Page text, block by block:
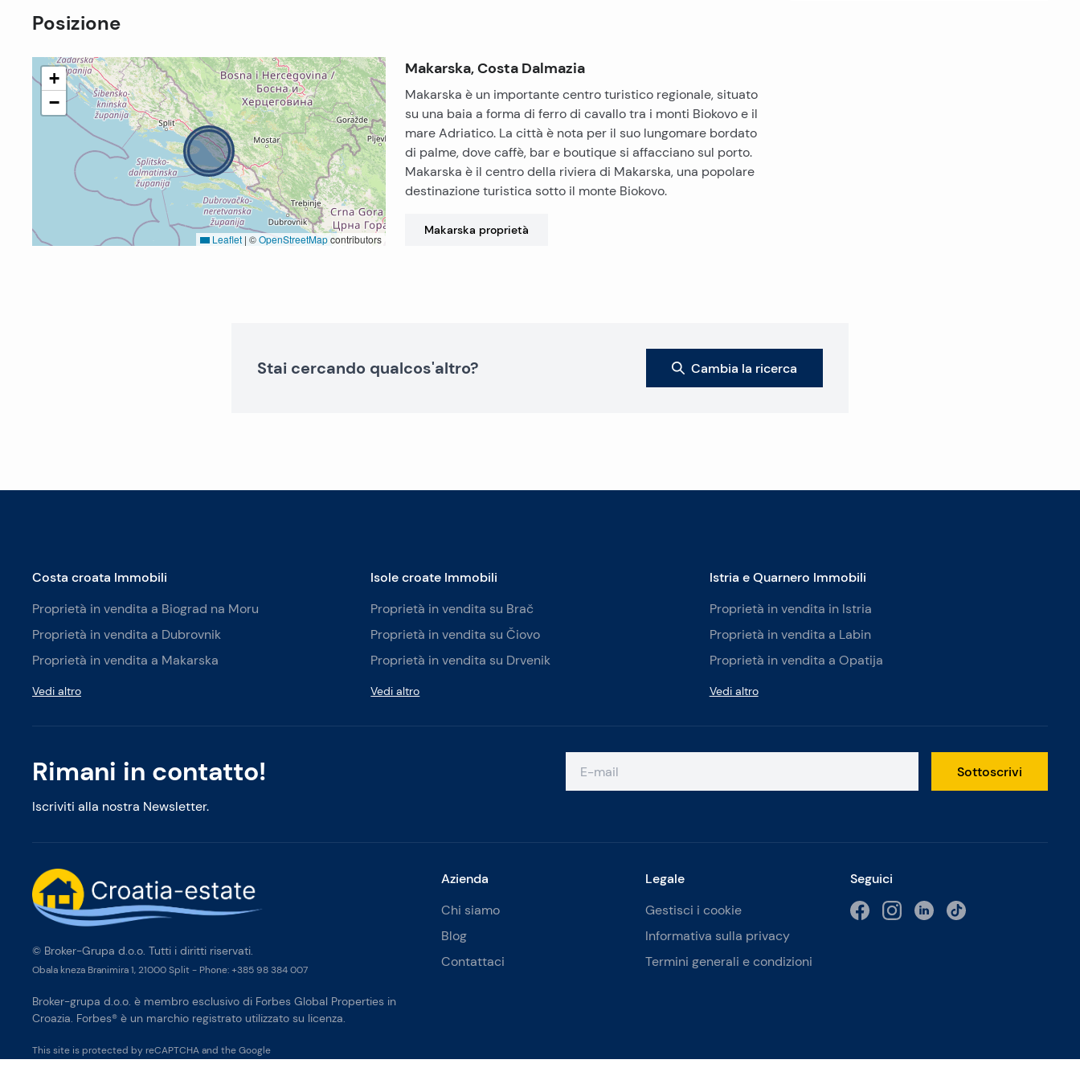
Posizione
+
−
Leaflet | ©OpenStreetMapcontributors
Makarska, Costa Dalmazia
Makarska è un importante centro turistico regionale, situato
su una baia a forma di ferro di cavallo tra i monti Biokovo e il
mare Adriatico. La città è nota per il suo lungomare bordato
di palme, dove caffè, bar e boutique si affacciano sul porto.
Makarska è il centro della riviera di Makarska, una popolare
destinazione turistica sotto il monte Biokovo.
Makarska proprietà
Stai cercando qualcos'altro? Cambia la ricerca
Rimani in contatto!
Iscriviti alla nostra Newsletter.
Sottoscrivi
Costa croata Immobili
Proprietà in vendita a Biograd na Moru
Proprietà in vendita a Dubrovnik
Proprietà in vendita a Makarska
Vedi altro
Isole croate Immobili
Proprietà in vendita su Brač
Proprietà in vendita su Čiovo
Proprietà in vendita su Drvenik
Vedi altro
Istria e Quarnero Immobili
Proprietà in vendita in Istria
Proprietà in vendita a Labin
Proprietà in vendita a Opatija
Vedi altro
Azienda
Chi siamo
Blog
Contattaci
Legale
Gestisci i cookie
Informativa sulla privacy
Termini generali e condizioni
Seguici
© Broker-Grupa d.o.o. Tutti i diritti riservati.
Obala kneza Branimira 1, 21000 Split - Phone: +385 98 384 007
Broker-grupa d.o.o. è membro esclusivo di Forbes Global Properties in
Croazia. Forbes® è un marchio registrato utilizzato su licenza.
This site is protected by reCAPTCHA and the Google